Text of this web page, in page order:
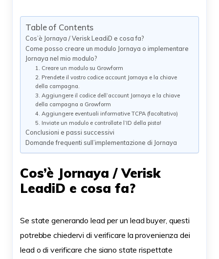
Table of Contents
Cos’è Jornaya / Verisk LeadiD e cosa fa?
Come posso creare un modulo Jornaya o implementare
Jornaya nel mio modulo?
1. Creare un modulo su Growform
2. Prendete il vostro codice account Jornaya e la chiave
della campagna.
3. Aggiungere il codice dell’account Jornaya e la chiave
della campagna a Growform
4. Aggiungere eventuali informative TCPA (facoltativo)
5. Inviate un modulo e controllate l’ID della pista!
Conclusioni e passi successivi
Domande frequenti sull’implementazione di Jornaya
Cos’è Jornaya / Verisk
LeadiD e cosa fa?
Se state generando lead per un lead buyer, questi
potrebbe chiedervi di verificare la provenienza dei
lead o di verificare che siano state rispettate